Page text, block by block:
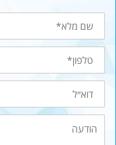
שם
מלא
טלפון*
דוא״ל
הודעה